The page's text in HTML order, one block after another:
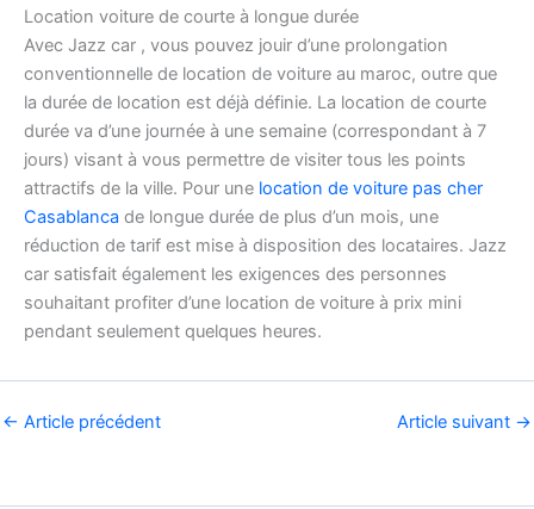
Location voiture de courte à longue durée
Avec Jazz car , vous pouvez jouir d’une prolongation
conventionnelle de location de voiture au maroc, outre que
la durée de location est déjà définie. La location de courte
durée va d’une journée à une semaine (correspondant à 7
jours) visant à vous permettre de visiter tous les points
attractifs de la ville. Pour une location de voiture pas cher
Casablanca de longue durée de plus d’un mois, une
réduction de tarif est mise à disposition des locataires. Jazz
car satisfait également les exigences des personnes
souhaitant profiter d’une location de voiture à prix mini
pendant seulement quelques heures.
← Article précédent Article suivant →